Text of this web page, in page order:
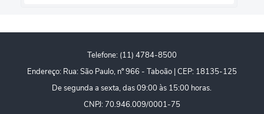
Telefone: (11) 4784-8500
Endereço: Rua: São Paulo, nº 966 - Taboão | CEP: 18135-125
De segunda a sexta, das 09:00 às 15:00 horas.
CNPJ: 70.946.009/0001-75